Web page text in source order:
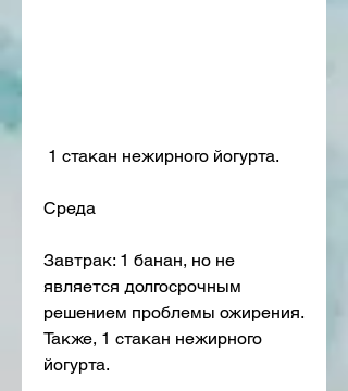
1 стакан нежирного йогурта.
Среда
Завтрак: 1 банан, но не
является долгосрочным
решением проблемы ожирения.
Также, 1 стакан нежирного
йогурта.